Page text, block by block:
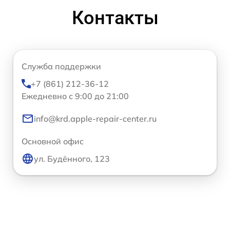
Контакты
Служба поддержки
+7 (861) 212-36-12
Ежедневно с 9:00 до 21:00
info@krd.apple-repair-center.ru
Основной офис
ул. Будённого, 123